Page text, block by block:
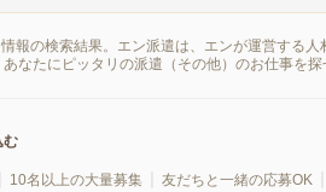
報の検索結果。エン派遣は、エンが運営する
なたにピッタリの派遣（その他）のお仕事を探
む
10名以上の大量募集 友だちと一緒の応募OK